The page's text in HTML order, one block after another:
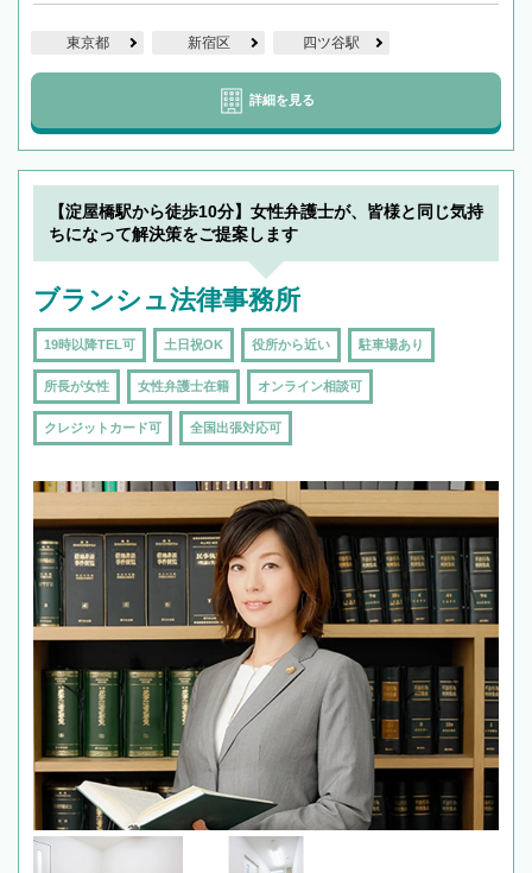
東京都 新宿区 四ツ谷駅
詳細を見る
【淀屋橋駅から徒歩10分】女性弁護士が、皆様と同じ気持
ちになって解決策をご提案します
ブランシュ法律事務所
19時以降TEL可 土日祝OK 役所から近い 駐車場あり
所長が女性 女性弁護士在籍 オンライン相談可
クレジットカード可 全国出張対応可